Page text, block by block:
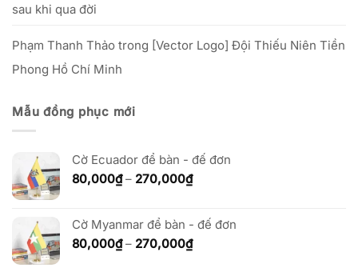
sau khi qua đời
Phạm Thanh Thảo trong [Vector Logo] Đội Thiếu Niên Tiền
Phong Hồ Chí Minh
Mẫu đồng phục mới
Cờ Ecuador để bàn - đế đơn
80,000₫ – 270,000₫Khoảng
80,000₫
đến
270,000₫
Cờ Myanmar để bàn - đế đơn
80,000₫ – 270,000₫Khoảng